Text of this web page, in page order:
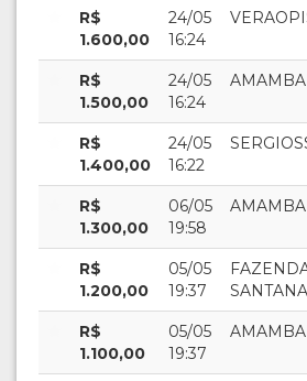
R$
1.600,00
24/05
16:24
R$
1.500,00
24/05
16:24
R$
1.400,00
24/05
16:22
R$
1.300,00
06/05
19:58
R$
1.200,00
05/05
19:37
SANTANA
R$
1.100,00
05/05
19:37